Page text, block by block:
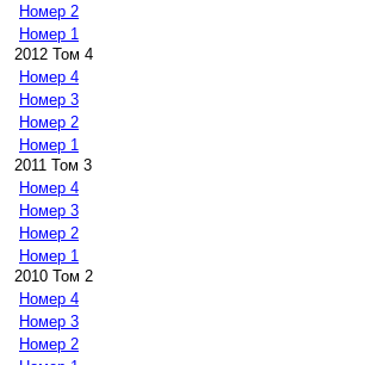
Номер 2
Номер 1
2012 Том 4
Номер 4
Номер 3
Номер 2
Номер 1
2011 Том 3
Номер 4
Номер 3
Номер 2
Номер 1
2010 Том 2
Номер 4
Номер 3
Номер 2